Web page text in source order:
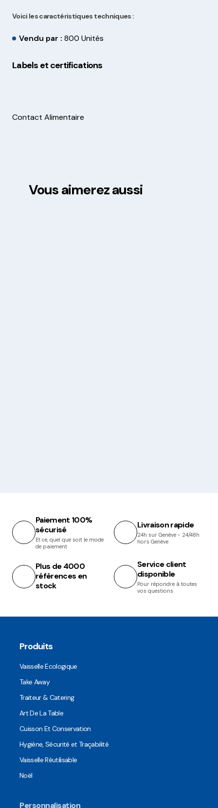
Voici les caractéristiques techniques :
Vendu par : 800 Unités
Labels et certifications
Contact Alimentaire
Vous aimerez aussi
Paiement 100%
sécurisé
Et ce, quel que soit le mode
de paiement
Livraison rapide
24h sur Genève - 24/48h
hors Genève
Plus de 4000
références en
stock
Service client
disponible
Pour répondre à toutes
vos questions
Produits
Vaisselle Ecologique
Take Away
Traiteur & Catering
Art De La Table
Cuisson Et Conservation
Hygiène, Sécurité et Traçabilité
Vaisselle Réutilisable
Noël
Personnalisation